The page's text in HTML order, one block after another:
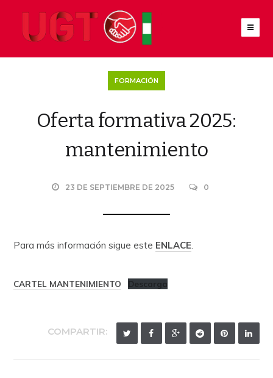
FORMACIÓN
Oferta formativa 2025:
mantenimiento
23 DE SEPTIEMBRE DE 2025 0
Para más información sigue este ENLACE.
CARTEL MANTENIMIENTO Descarga
COMPARTIR: